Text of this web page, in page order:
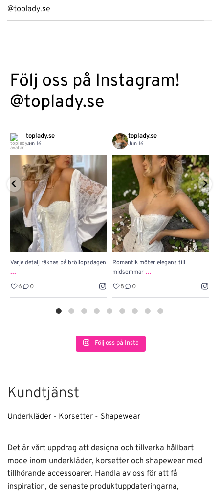
@toplady.se
Följ oss på Instagram!
@toplady.se
toplady.se
Jun 16
Varje detalj räknas på bröllopsdagen
...
6 0
toplady.se
Jun 16
Romantik möter elegans till
midsommar ...
8 0
Följ oss på Insta
Kundtjänst
Underkläder - Korsetter - Shapewear
Det är vårt uppdrag att designa och tillverka hållbart
mode inom underkläder, korsetter och shapewear med
tillhörande accessoarer. Handla av oss för att få
inspiration, de senaste produktuppdateringarna,